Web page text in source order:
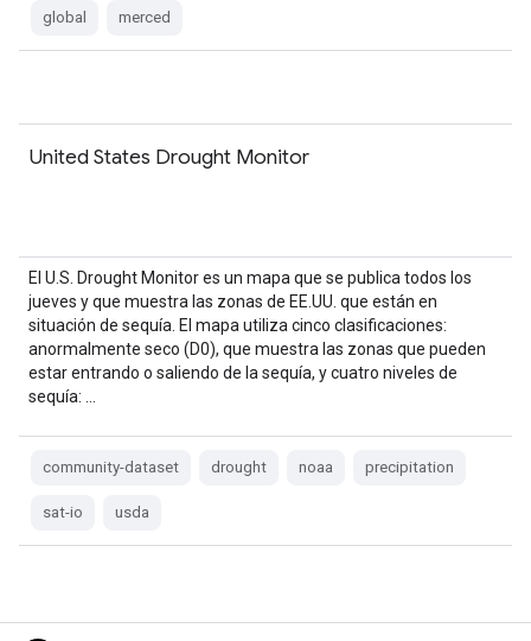
global merced
United States Drought Monitor
El U.S. Drought Monitor es un mapa que se publica todos los
jueves y que muestra las zonas de EE.UU. que están en
situación de sequía. El mapa utiliza cinco clasificaciones:
anormalmente seco (D0), que muestra las zonas que pueden
estar entrando o saliendo de la sequía, y cuatro niveles de
sequía: …
community-dataset drought noaa precipitation
sat-io usda